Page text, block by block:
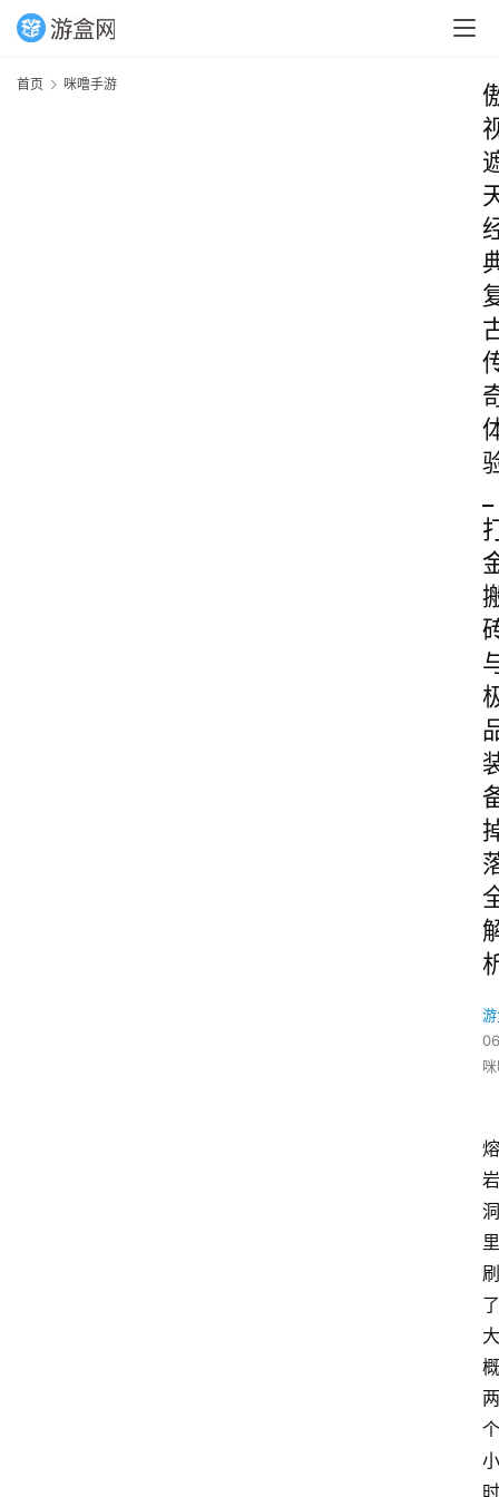
首页 咪噜手游
熔
岩
洞
里
刷
了
大
概
两
个
小
时